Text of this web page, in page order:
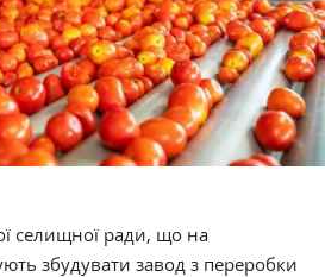
селищної ради, що на
збудувати завод з переробки